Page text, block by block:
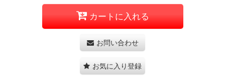
カートに入れる
お問い合わせ
お気に入り登録